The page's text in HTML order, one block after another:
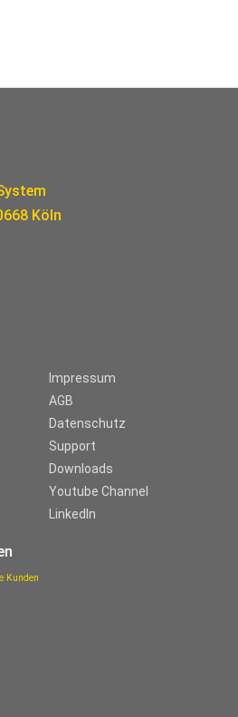
Köln
Impressum
AGB
Datenschutz
Support
Downloads
Youtube Channel
LinkedIn
Kunden